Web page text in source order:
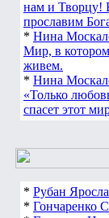
нам и Творцу!
прославим
* Нина
Мир, в
живем.
* Нина
«Только
спасет этот
* Рубан
* Гончаренко